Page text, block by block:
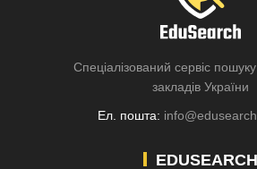
Спеціалізований сервіс
закладів України
Ел. пошта:
EDUSEARCH